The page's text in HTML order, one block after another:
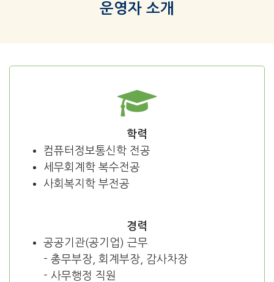
운영자 소개
학력
컴퓨터정보통신학 전공
세무회계학 복수전공
사회복지학 부전공
경력
공공기관(공기업) 근무
- 총무부장, 회계부장, 감사차장
- 사무행정 직원